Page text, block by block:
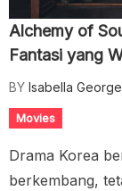
Alchemy of
Fantasi yang
BY Isabella George
Movies
Drama Korea
berkembang,